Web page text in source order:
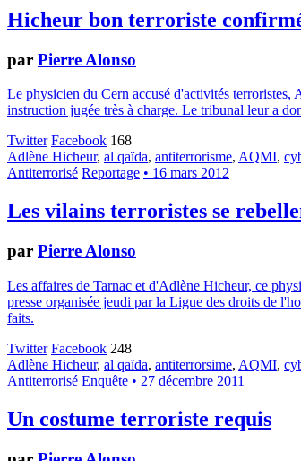
Hicheur bon terroriste
par Pierre Alonso
Le physicien du Cern accusé d'activités terroristes,
instruction jugée très à charge. Le tribunal leur a
Twitter Facebook 168
Adlène Hicheur, al qaïda, antiterrorisme, AQMI,
Antiterrorisé Reportage • 16 mars 2012
Les vilains terroristes se
par Pierre Alonso
Les affaires de Tarnac et d'Adlène Hicheur, ce
presse organisée jeudi par la Ligue des droits de
faits.
Twitter Facebook 248
Adlène Hicheur, al qaïda, antiterrorsime, AQMI,
Antiterrorisé Enquête • 27 décembre 2011
Un costume terroriste requis